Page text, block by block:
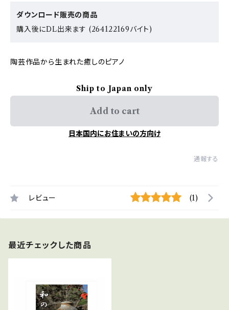
ダウンロード販売の商品
購入後にDL出来ます (264122169バイト)
陶芸作品から生まれた癒しのピアノ
Ship to Japan only
Add to cart
日本国内にお住まいの方向け
通報する
レビュー (1)
最近チェックした商品